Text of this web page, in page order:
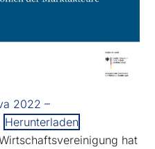
2022 –
Herunterladen
hat